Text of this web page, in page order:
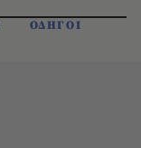
ΟΔΗΓΟΙ